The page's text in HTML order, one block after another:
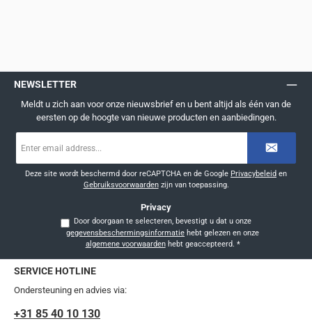
NEWSLETTER
Meldt u zich aan voor onze nieuwsbrief en u bent altijd als één van de
eersten op de hoogte van nieuwe producten en aanbiedingen.
mailadres
Deze site wordt beschermd door reCAPTCHA en de Google Privacybeleid en
Gebruiksvoorwaardenzijn van toepassing.
Privacy
Door doorgaan te selecteren, bevestigt u dat u onze
gegevensbeschermingsinformatie
algemene voorwaardenhebt geaccepteerd. *
SERVICE HOTLINE
Ondersteuning en advies via:
+31 85 40 10 130